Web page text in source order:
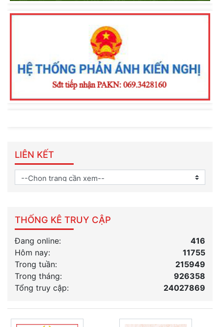
LIÊN KẾT
THỐNG KÊ TRUY CẬP
Đang online:
416
Hôm nay:
11755
Trong tuần:
215949
Trong tháng:
926358
Tổng truy cập:
24027869